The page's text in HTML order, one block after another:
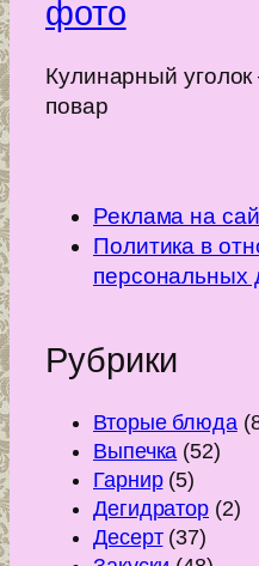
фото
Кулинарный
повар
Реклама на
Политика в
персональных
Рубрики
Вторые блюда
Выпечка (52)
Гарнир(5)
Дегидратор (2)
Десерт(37)